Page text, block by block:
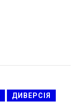
ДИВЕРСІЯ